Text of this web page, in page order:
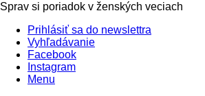
Sprav si poriadok v ženských veciach
Prihlásiť sa do newslettra
Vyhľadávanie
Facebook
Instagram
Menu